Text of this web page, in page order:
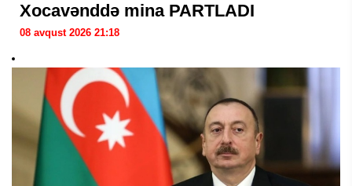
Xocavənddə mina PARTLADI
08 avqust 2026 21:18